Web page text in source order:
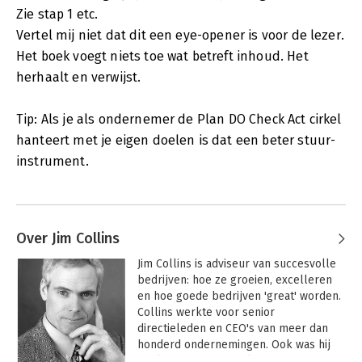
Zie stap 1 etc.
Vertel mij niet dat dit een eye-opener is voor de lezer.
Het boek voegt niets toe wat betreft inhoud. Het
herhaalt en verwijst.
Tip: Als je als ondernemer de Plan DO Check Act cirkel
hanteert met je eigen doelen is dat een beter stuur-
instrument.
Over Jim Collins
Jim Collins is adviseur van succesvolle
bedrijven: hoe ze groeien, excelleren
en hoe goede bedrijven 'great' worden.
Collins werkte voor senior
directieleden en CEO's van meer dan
honderd ondernemingen. Ook was hij